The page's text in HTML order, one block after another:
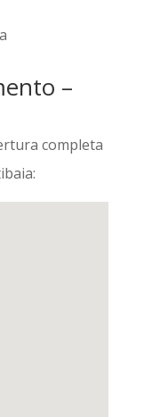
–
completa